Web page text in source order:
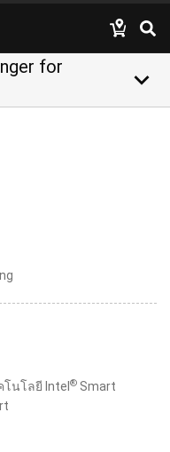
for
keyboard_arrow_down
โนโลยี Intel ® Smart